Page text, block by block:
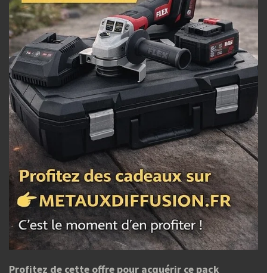
Profitez de cette offre pour acquérir ce pack